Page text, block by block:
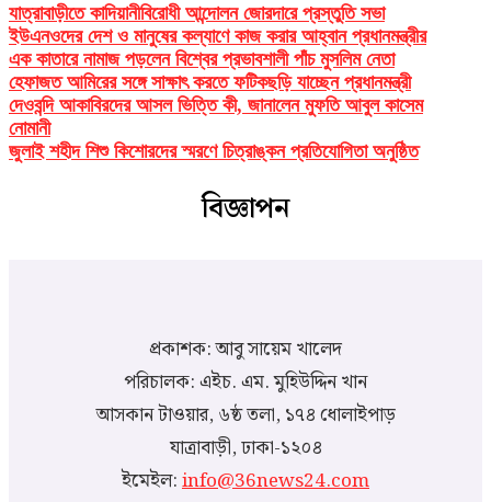
যাত্রাবাড়ীতে কাদিয়ানীবিরোধী আন্দোলন জোরদারে প্রস্তুতি সভা
ইউএনওদের দেশ ও মানুষের কল্যাণে কাজ করার আহ্বান প্রধানমন্ত্রীর
এক কাতারে নামাজ পড়লেন বিশ্বের প্রভাবশালী পাঁচ মুসলিম নেতা
হেফাজত আমিরের সঙ্গে সাক্ষাৎ করতে ফটিকছড়ি যাচ্ছেন প্রধানমন্ত্রী
দেওবন্দি আকাবিরদের আসল ভিত্তি কী, জানালেন মুফতি আবুল কাসেম
নোমানী
জুলাই শহীদ শিশু কিশোরদের স্মরণে চিত্রাঙ্কন প্রতিযোগিতা অনুষ্ঠিত
বিজ্ঞাপন
প্রকাশক: আবু সায়েম খালেদ
পরিচালক: এইচ. এম. মুহিউদ্দিন খান
আসকান টাওয়ার, ৬ষ্ঠ তলা, ১৭৪ ধোলাইপাড়
যাত্রাবাড়ী, ঢাকা-১২০৪
ইমেইল:info@36news24.com